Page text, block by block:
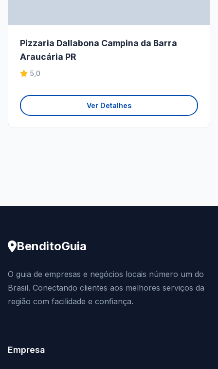
Pizzaria Dallabona Campina da Barra
Araucária PR
5,0
Ver Detalhes
BenditoGuia
O guia de empresas e negócios locais número um do
Brasil. Conectando clientes aos melhores serviços da
região com facilidade e confiança.
Empresa